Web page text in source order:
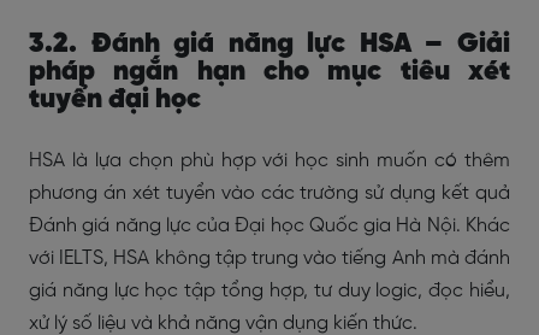
3.2. Đánh giá năng lực HSA – Giải
pháp ngắn hạn cho mục tiêu xét
tuyển đại học
HSA là lựa chọn phù hợp với học sinh muốn có thêm
phương án xét tuyển vào các trường sử dụng kết quả
Đánh giá năng lực của Đại học Quốc gia Hà Nội. Khác
với IELTS, HSA không tập trung vào tiếng Anh mà đánh
giá năng lực học tập tổng hợp, tư duy logic, đọc hiểu,
xử lý số liệu và khả năng vận dụng kiến thức.